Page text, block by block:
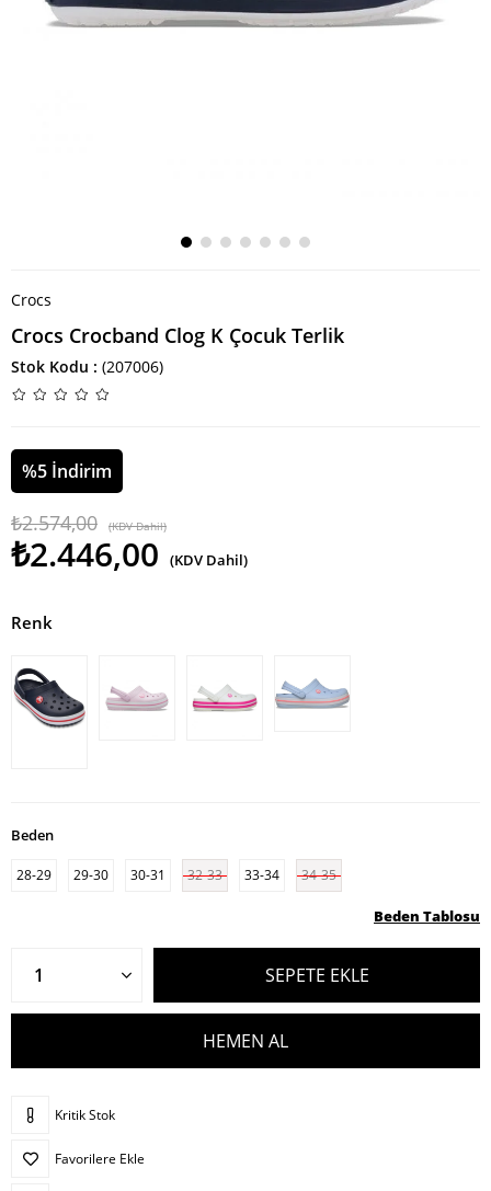
Crocs
Crocs Crocband Clog K Çocuk Terlik
Stok Kodu (207006)
%5 İndirim
₺2.574,00 (KDV Dahil)
₺2.446,00 (KDV Dahil)
Renk
Beden
28-29 29-30 30-31 32-33 33-34 34-35
Beden Tablosu
Kritik Stok
Favorilere Ekle